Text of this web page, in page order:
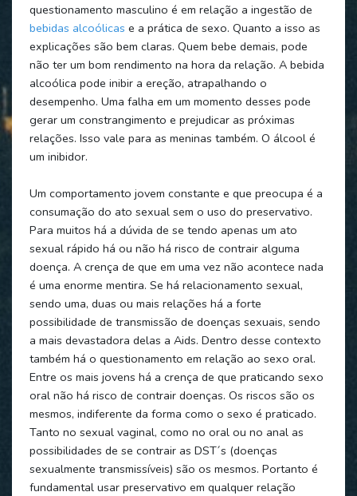
questionamento masculino é em relação a ingestão de
bebidas alcoólicas e a prática de sexo. Quanto a isso as
explicações são bem claras. Quem bebe demais, pode
não ter um bom rendimento na hora da relação. A bebida
alcoólica pode inibir a ereção, atrapalhando o
desempenho. Uma falha em um momento desses pode
gerar um constrangimento e prejudicar as próximas
relações. Isso vale para as meninas também. O álcool é
um inibidor.
Um comportamento jovem constante e que preocupa é a
consumação do ato sexual sem o uso do preservativo.
Para muitos há a dúvida de se tendo apenas um ato
sexual rápido há ou não há risco de contrair alguma
doença. A crença de que em uma vez não acontece nada
é uma enorme mentira. Se há relacionamento sexual,
sendo uma, duas ou mais relações há a forte
possibilidade de transmissão de doenças sexuais, sendo
a mais devastadora delas a Aids. Dentro desse contexto
também há o questionamento em relação ao sexo oral.
Entre os mais jovens há a crença de que praticando sexo
oral não há risco de contrair doenças. Os riscos são os
mesmos, indiferente da forma como o sexo é praticado.
Tanto no sexual vaginal, como no oral ou no anal as
possibilidades de se contrair as DST´s (doenças
sexualmente transmissíveis) são os mesmos. Portanto é
fundamental usar preservativo em qualquer relação